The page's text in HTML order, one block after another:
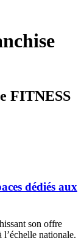
FITNESS
dédiés aux
son offre
nationale.